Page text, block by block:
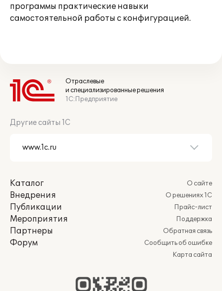
программы практические навыки
самостоятельной работы с конфигурацией.
Отраслевые
и специализированные решения
1С:Предприятие
Другие сайты 1С
Каталог
Внедрения
Публикации
Мероприятия
Партнеры
Форум
О сайте
О решениях 1С
Прайс-лист
Поддержка
Обратная связь
Сообщить об ошибке
Карта сайта